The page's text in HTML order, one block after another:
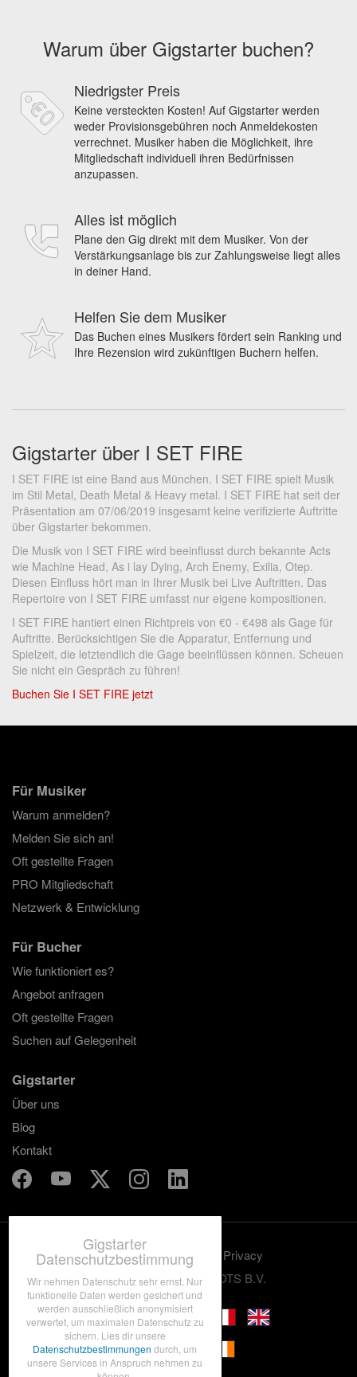
Warum über Gigstarter buchen?
Niedrigster Preis
Keine versteckten Kosten! Auf Gigstarter werden
weder Provisionsgebühren noch Anmeldekosten
verrechnet. Musiker haben die Möglichkeit, ihre
Mitgliedschaft individuell ihren Bedürfnissen
anzupassen.
Alles ist möglich
Plane den Gig direkt mit dem Musiker. Von der
Verstärkungsanlage bis zur Zahlungsweise liegt alles
in deiner Hand.
Helfen Sie dem Musiker
Das Buchen eines Musikers fördert sein Ranking und
Ihre Rezension wird zukünftigen Buchern helfen.
Gigstarter über I SET FIRE
I SET FIRE ist eine Band aus München. I SET FIRE spielt Musik
im Stil Metal, Death Metal & Heavy metal. I SET FIRE hat seit der
Präsentation am 07/06/2019 insgesamt keine verifizierte Auftritte
über Gigstarter bekommen.
Die Musik von I SET FIRE wird beeinflusst durch bekannte Acts
wie Machine Head, As i lay Dying, Arch Enemy, Exilia, Otep.
Diesen Einfluss hört man in Ihrer Musik bei Live Auftritten. Das
Repertoire von I SET FIRE umfasst nur eigene kompositionen.
I SET FIRE hantiert einen Richtpreis von €0 - €498 als Gage für
Auftritte. Berücksichtigen Sie die Apparatur, Entfernung und
Spielzeit, die letztendlich die Gage beeinflüssen können. Scheuen
Sie nicht ein Gespräch zu führen!
Buchen Sie I SET FIRE jetzt
Für Musiker
Warum anmelden?
Melden Sie sich an!
Oft gestellte Fragen
PRO Mitgliedschaft
Netzwerk & Entwicklung
Für Bucher
Wie funktioniert es?
Angebot anfragen
Oft gestellte Fragen
Suchen auf Gelegenheit
Gigstarter
Über uns
Blog
Kontakt
Benutzungskonditionen
Privacy
© 2012-2026 GRASSROOTS B.V.
Gigstarter
Datenschutzbestimmung
Wir nehmen Datenschutz sehr ernst. Nur
funktionelle Daten werden gesichert und
werden ausschließlich anonymisiert
verwertet, um maximalen Datenschutz zu
sichern. Lies dir unsere
Datenschutzbestimmungendurch, um
unsere Services in Anspruch nehmen zu